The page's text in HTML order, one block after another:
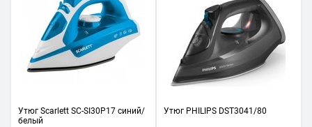
Утюг Scarlett SC-SI30P17 синий/
белый
Утюг PHILIPS DST3041/80